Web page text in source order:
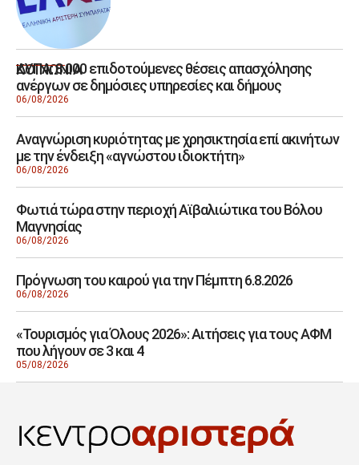
ΚΟΙΝΩΝΙΑ
ΔΥΠΑ: 8.000 επιδοτούμενες θέσεις απασχόλησης
ανέργων σε δημόσιες υπηρεσίες και δήμους
06/08/2026
Αναγνώριση κυριότητας με χρησικτησία επί ακινήτων
με την ένδειξη «αγνώστου ιδιοκτήτη»
06/08/2026
Φωτιά τώρα στην περιοχή Αϊβαλιώτικα του Βόλου
Μαγνησίας
06/08/2026
Πρόγνωση του καιρού για την Πέμπτη 6.8.2026
06/08/2026
«Τουρισμός για Όλους 2026»: Αιτήσεις για τους ΑΦΜ
που λήγουν σε 3 και 4
05/08/2026